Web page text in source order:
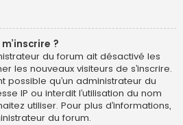
?
du forum ait désactivé les
les nouveaux visiteurs de s’inscrire.
possible qu’un administrateur du
IP ou interdit l’utilisation du nom
utiliser. Pour plus d’informations,
du forum.